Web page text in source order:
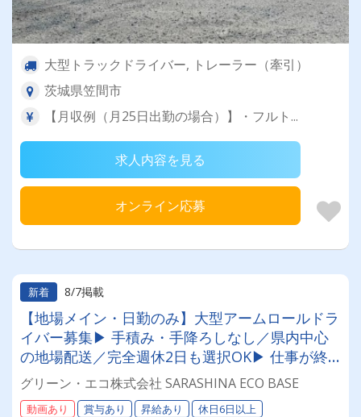
大型トラックドライバー, トレーラー（牽引）
茨城県笠間市
【月収例（月25日出勤の場合）】・フルト...
求人内容を見る
オンライン応募
新着 8/7掲載
【地場メイン・日勤のみ】大型アームロールドラ
イバー募集▶ 手積み・手降ろしなし／県内中心
の地場配送／完全週休2日も選択OK▶ 仕事が終
われば早上がりOK／賞与年2回＋決算賞与6期連
続支給
グリーン・エコ株式会社 SARASHINA ECO BASE
動画あり 賞与あり 昇給あり 休日6日以上